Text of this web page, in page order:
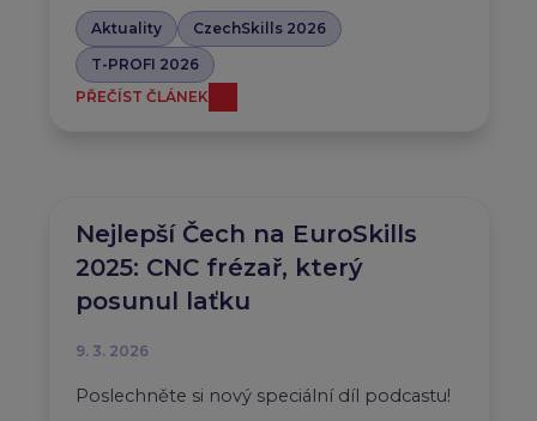
Aktuality
CzechSkills 2026
T-PROFI 2026
PŘEČÍST ČLÁNEK
Nejlepší Čech na EuroSkills
2025: CNC frézař, který
posunul laťku
9. 3. 2026
Poslechněte si nový speciální díl podcastu!